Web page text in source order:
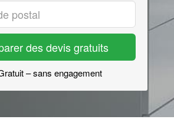
des devis gratuits
– sans engagement